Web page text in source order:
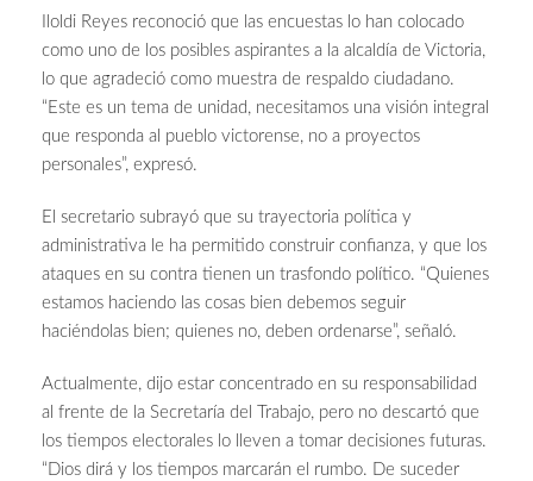
Iloldi Reyes reconoció que las encuestas lo han colocado
como uno de los posibles aspirantes a la alcaldía de Victoria,
lo que agradeció como muestra de respaldo ciudadano.
“Este es un tema de unidad, necesitamos una visión integral
que responda al pueblo victorense, no a proyectos
personales”, expresó.
El secretario subrayó que su trayectoria política y
administrativa le ha permitido construir confianza, y que los
ataques en su contra tienen un trasfondo político. “Quienes
estamos haciendo las cosas bien debemos seguir
haciéndolas bien; quienes no, deben ordenarse”, señaló.
Actualmente, dijo estar concentrado en su responsabilidad
al frente de la Secretaría del Trabajo, pero no descartó que
los tiempos electorales lo lleven a tomar decisiones futuras.
“Dios dirá y los tiempos marcarán el rumbo. De suceder